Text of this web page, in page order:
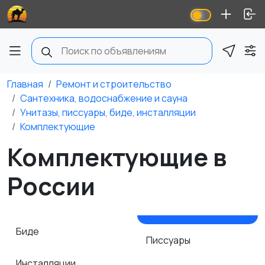
Главная
Ремонт и строительство
Сантехника, водоснабжение и сауна
Унитазы, писсуары, биде, инсталляции
Комплектующие
Комплектующие в
России
Биде
Писсуары